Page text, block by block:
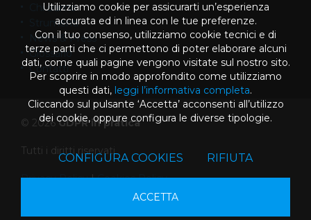
Chi siamo
Strumenti
News & Press
Glossario
Contatti
© 2026GDPR in pratica
Tutti i diritti riservati
Privacy Policy|Cookies Policy
Utilizziamo cookie per assicurarti un’esperienza
accurata ed in linea con le tue preferenze.
Con il tuo consenso, utilizziamo cookie tecnici e di
terze parti che ci permettono di poter elaborare alcuni
dati, come quali pagine vengono visitate sul nostro sito.
Per scoprire in modo approfondito come utilizziamo
questi dati, leggi l’informativa completa.
Cliccando sul pulsante ‘Accetta’ acconsenti all’utilizzo
dei cookie, oppure configura le diverse tipologie.
CONFIGURA COOKIES RIFIUTA
ACCETTA